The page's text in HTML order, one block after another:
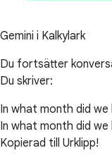
Gemini i Kalkylark
Du fortsätter
Du skriver:
In what month did
In what month did
Kopierad till Urklipp!